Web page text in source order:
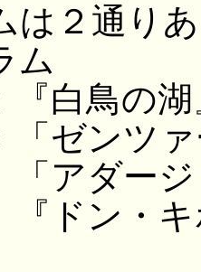
は２通り
ム
白鳥の湖
ゼンツ
ージ
キホ